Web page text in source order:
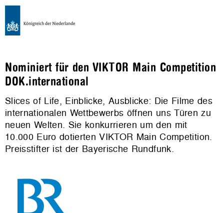
Nominiert für den VIKTOR Main Competition
DOK.international
Slices of Life, Einblicke, Ausblicke: Die Filme des
internationalen Wettbewerbs öffnen uns Türen zu
neuen Welten. Sie konkurrieren um den mit
10.000 Euro dotierten VIKTOR Main Competition.
Preisstifter ist der Bayerische Rundfunk.